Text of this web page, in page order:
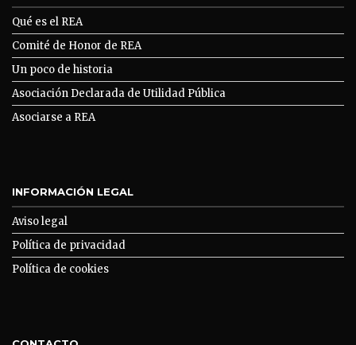
Qué es el REA
Comité de Honor de REA
Un poco de historia
Asociación Declarada de Utilidad Pública
Asociarse a REA
INFORMACIÓN LEGAL
Aviso legal
Política de privacidad
Política de cookies